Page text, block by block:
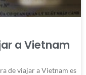
a Vietnam
de viajar a Vietnam es